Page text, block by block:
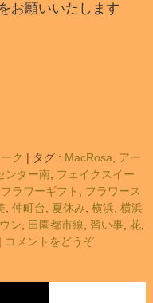
お願いいたします
ク | タグ : MacRosa
アー
ンター南, フェイクスイー
フラワーギフト
フラワース
仲町台 夏休み 横浜, 横浜
ン 田園都市線 習い事, 花,
| コメントをどうぞ